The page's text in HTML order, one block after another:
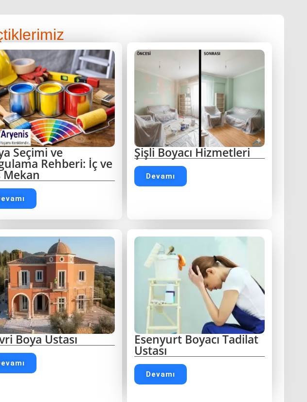
Seçimi ve
Rehberi: İç ve
Mekan
Şişli Boyacı Hizmetleri
Devamı
Boya Ustası Esenyurt Boyacı Tadilat
Ustası
Devamı